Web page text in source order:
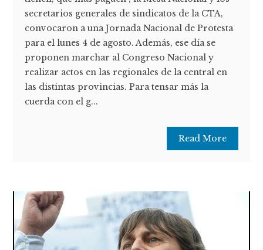
secretarios generales de sindicatos de la CTA,
convocaron a una Jornada Nacional de Protesta
para el lunes 4 de agosto. Además, ese día se
proponen marchar al Congreso Nacional y
realizar actos en las regionales de la central en
las distintas provincias. Para tensar más la
cuerda con el g...
Read More